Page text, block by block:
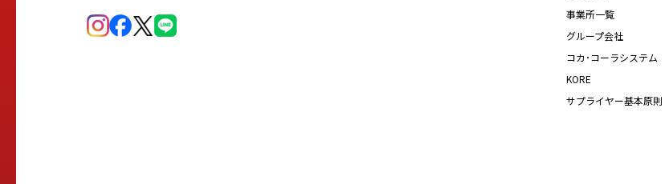
事業所一覧
グループ会社
コカ･コーラシステム
KORE
サプライヤー基本原則